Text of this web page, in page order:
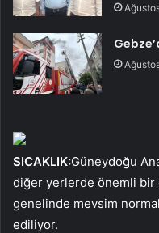
SICAKLIK:Güneydoğu
diğer yerlerde önemli bir
genelinde mevsim
ediliyor.